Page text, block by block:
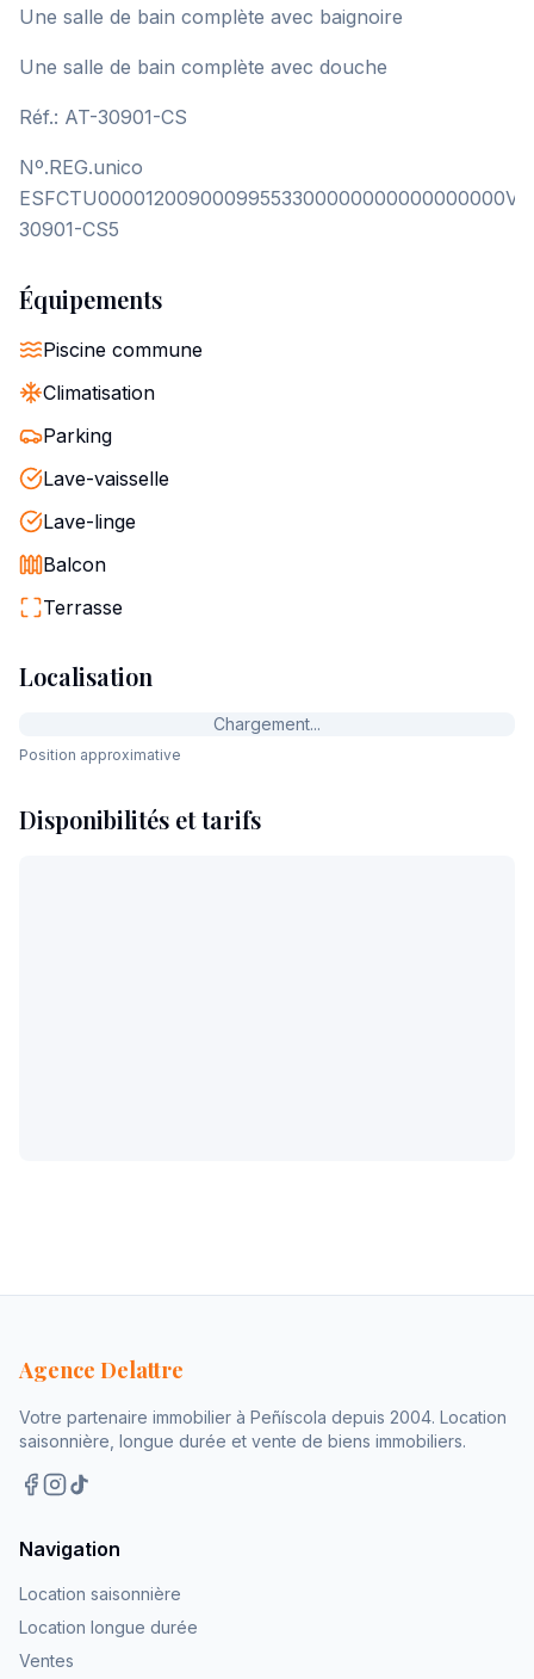
Une salle de bain complète avec baignoire
Une salle de bain complète avec douche
Réf.: AT-30901-CS
Nº.REG.unico
30901-CS5
Équipements
Piscine commune
Climatisation
Parking
Lave-vaisselle
Lave-linge
Balcon
Terrasse
Localisation
Chargement...
Position approximative
Disponibilités et tarifs
Agence Delattre
Votre partenaire immobilier à Peñíscola depuis 2004. Location
saisonnière, longue durée et vente de biens immobiliers.
Navigation
Location saisonnière
Location longue durée
Ventes